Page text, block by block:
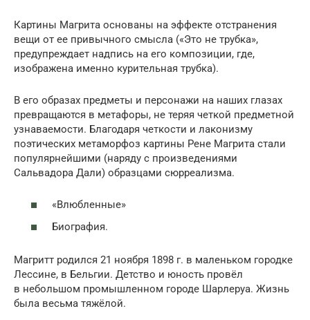
Картины Магрита основаны на эффекте отстранения
вещи от ее привычного смысла («Это не трубка»,
предупреждает надпись на его композиции, где,
изображена именно курительная трубка).
В его образах предметы и персонажи на наших глазах
превращаются в метафоры, не теряя четкой предметной
узнаваемости. Благодаря четкости и лаконизму
поэтических метаморфоз картины Рене Магрита стали
популярнейшими (наряду с произведениями
Сальвадора Дали) образцами сюрреализма.
«Влюбленные»
Биография.
Магритт родился 21 ноября 1898 г. в маленьком городке
Лессине, в Бельгии. Детство и юность провёл
в небольшом промышленном городе Шарлеруа. Жизнь
была весьма тяжёлой.